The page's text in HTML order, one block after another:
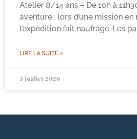
Atelier 8/14 ans – De 10h à
aventure : lors d’une mission en
l’expédition fait naufrage. Les
LIRE LA SUITE »
3 juillet 2026